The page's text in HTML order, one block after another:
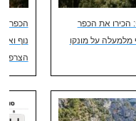
הכירו את הכפר
על מונקו
הכפרים
נוף